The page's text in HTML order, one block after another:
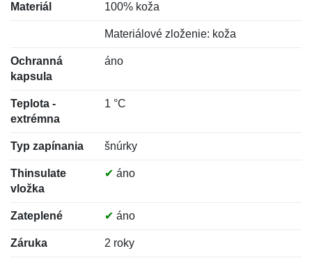
Materiál 100% koža
Materiálové zloženie: koža
Ochranná
kapsula
áno
Teplota -
extrémna
1 °C
Typ zapínania šnúrky
Thinsulate
vložka
✔ áno
Zateplené ✔ áno
Záruka 2 roky